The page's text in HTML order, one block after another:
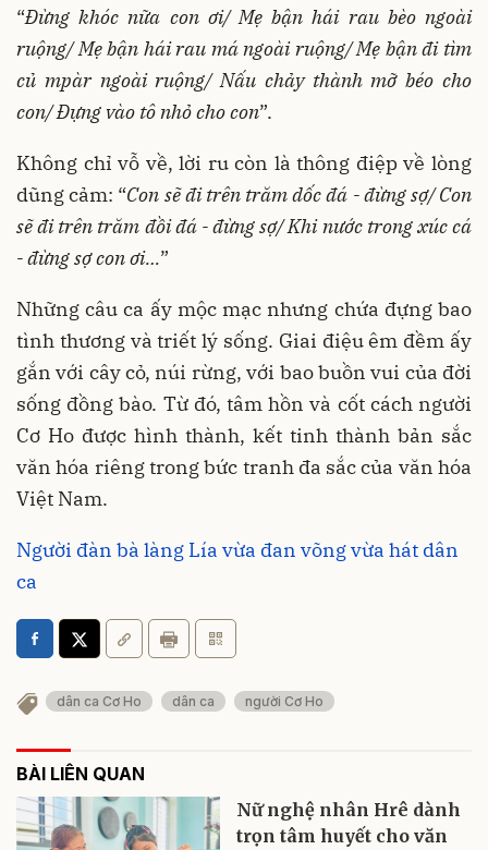
“Đừng khóc nữa con ơi/ Mẹ bận hái rau bèo ngoài
ruộng/ Mẹ bận hái rau má ngoài ruộng/ Mẹ bận đi tìm
củ mpàr ngoài ruộng/ Nấu chảy thành mỡ béo cho
con/ Đựng vào tô nhỏ cho con”.
Không chỉ vỗ về, lời ru còn là thông điệp về lòng
dũng cảm: “Con sẽ đi trên trăm dốc đá - đừng sợ/ Con
sẽ đi trên trăm đồi đá - đừng sợ/ Khi nước trong xúc cá
- đừng sợ con ơi…”
Những câu ca ấy mộc mạc nhưng chứa đựng bao
tình thương và triết lý sống. Giai điệu êm đềm ấy
gắn với cây cỏ, núi rừng, với bao buồn vui của đời
sống đồng bào. Từ đó, tâm hồn và cốt cách người
Cơ Ho được hình thành, kết tinh thành bản sắc
văn hóa riêng trong bức tranh đa sắc của văn hóa
Việt Nam.
Người đàn bà làng Lía vừa đan võng vừa hát dân
ca
dân ca Cơ Ho dân ca người Cơ Ho
BÀI LIÊN QUAN
Nữ nghệ nhân Hrê dành
trọn tâm huyết cho văn